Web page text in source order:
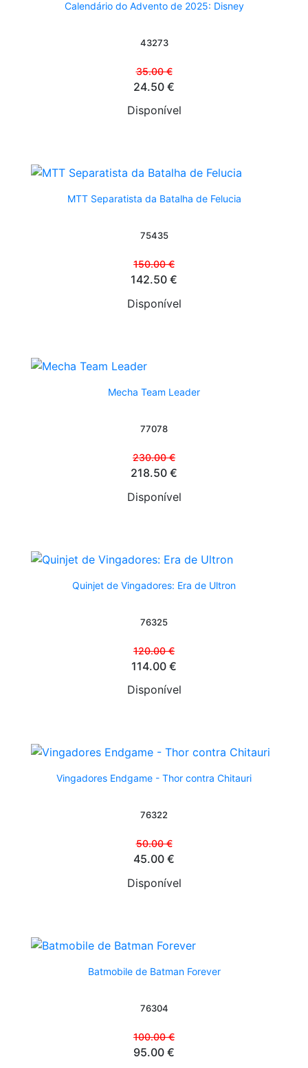
Calendário do Advento de 2025: Disney
43273
35.00 €
24.50 €
Disponível
MTT Separatista da Batalha de Felucia
75435
150.00 €
142.50 €
Disponível
Mecha Team Leader
77078
230.00 €
218.50 €
Disponível
Quinjet de Vingadores: Era de Ultron
76325
120.00 €
114.00 €
Disponível
Vingadores Endgame - Thor contra Chitauri
76322
50.00 €
45.00 €
Disponível
Batmobile de Batman Forever
76304
100.00 €
95.00 €